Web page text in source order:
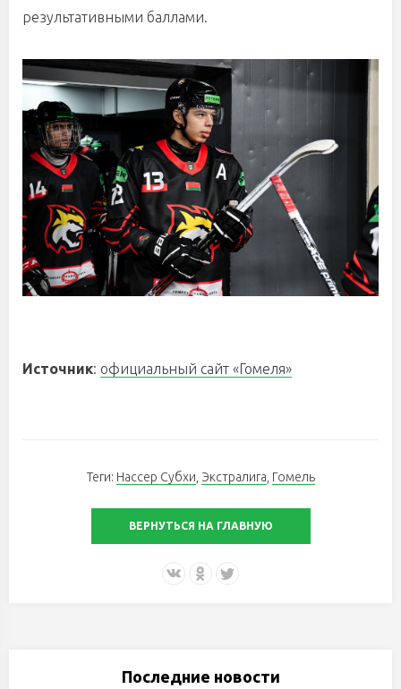
результативными баллами.
Источник: официальный сайт «Гомеля»
Теги: Нассер Субхи, Экстралига, Гомель
ВЕРНУТЬСЯ НА ГЛАВНУЮ
Последние новости